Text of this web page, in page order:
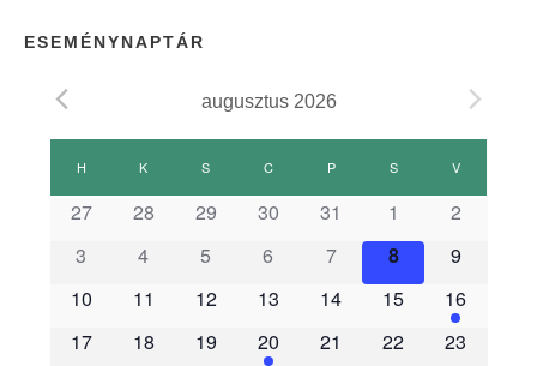
ESEMÉNYNAPTÁR
augusztus 2026
E
m
H K S CCSÜTÖRTÖK
PPÉNTEK SSZOMBAT
VVASÁRNAP
27 28 29 30 31 1
2
3
4 5 6 7 8
9
10
11 12 13 14 15
16
17
18 19 20 21 22
23